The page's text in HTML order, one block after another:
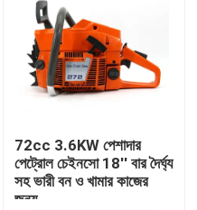
72cc 3.6KW পেশাদার
পেট্রোল চেইনসো 18'' বার দৈর্ঘ্য
সহ ভারী বন ও খামার কাজের
জন্য